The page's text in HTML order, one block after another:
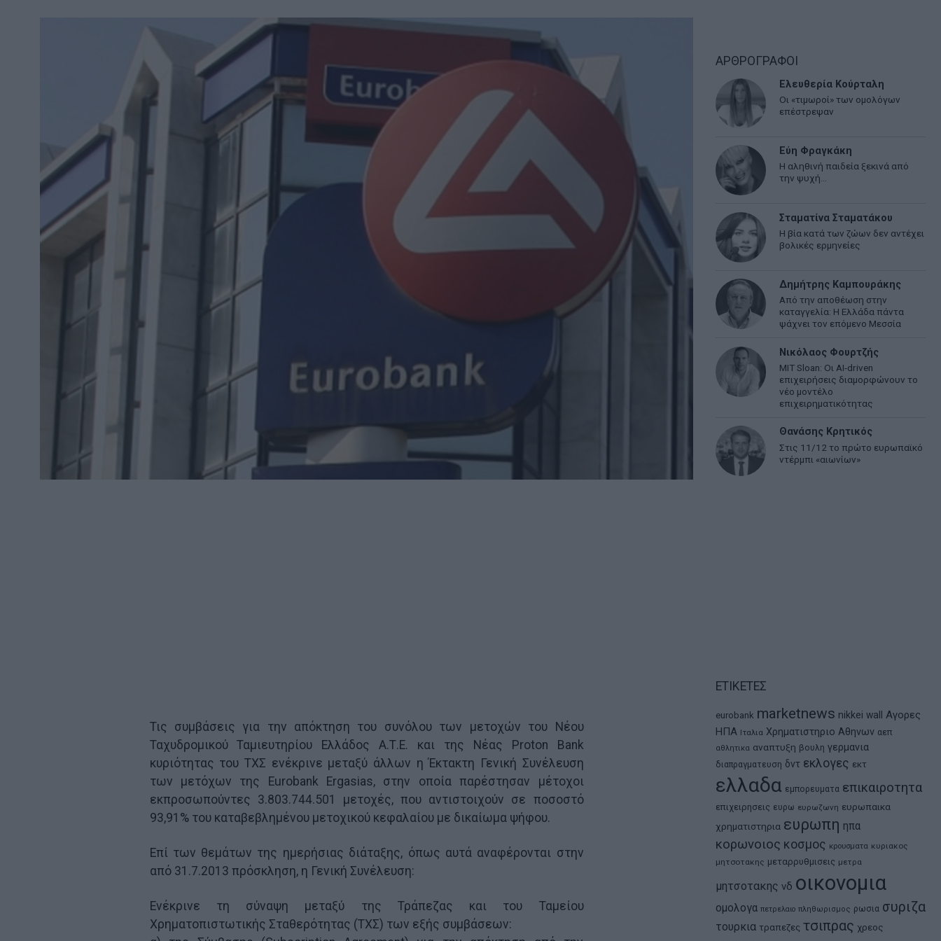
Τις συμβάσεις για την απόκτηση του συνόλου των μετοχών του Νέου
Ταχυδρομικού Ταμιευτηρίου Ελλάδος Α.Τ.Ε. και της Νέας Proton Bank
κυριότητας του ΤΧΣ ενέκρινε μεταξύ άλλων η Έκτακτη Γενική Συνέλευση
των μετόχων της Eurobank Ergasias, στην οποία παρέστησαν μέτοχοι
εκπροσωπούντες 3.803.744.501 μετοχές, που αντιστοιχούν σε ποσοστό
93,91% του καταβεβλημένου μετοχικού κεφαλαίου με δικαίωμα ψήφου.
Επί των θεμάτων της ημερήσιας διάταξης, όπως αυτά αναφέρονται στην
από 31.7.2013 πρόσκληση, η Γενική Συνέλευση:
Ενέκρινε τη σύναψη μεταξύ της Τράπεζας και του Ταμείου
Χρηματοπιστωτικής Σταθερότητας (ΤΧΣ) των εξής συμβάσεων:
ΑΡΘΡΟΓΡΑΦΟΙ
Ελευθερία Κούρταλη
Οι «τιμωροί» των ομολόγων
επέστρεψαν
Εύη Φραγκάκη
Η αληθινή παιδεία ξεκινά από
την ψυχή…
Σταματίνα Σταματάκου
Η βία κατά των ζώων δεν αντέχει
βολικές ερμηνείες
Δημήτρης Καμπουράκης
Από την αποθέωση στην
καταγγελία: Η Ελλάδα πάντα
ψάχνει τον επόμενο Μεσσία
Νικόλαος Φουρτζής
MIT Sloan: Οι AI-driven
επιχειρήσεις διαμορφώνουν το
νέο μοντέλο
επιχειρηματικότητας
Θανάσης Κρητικός
Στις 11/12 το πρώτο ευρωπαϊκό
ντέρμπι «αιωνίων»
ΕΤΙΚΕΤΕΣ
eurobank marketnews nikkei wall
Αγορες
ΗΠΑ Ιταλια Χρηματιστηριο Αθηνων αεπ
αθλητικα αναπτυξη βουλη γερμανια
διαπραγματευση δντ εκλογες εκτ
ελλαδα εμπορευματα επικαιροτητα
επιχειρησεις ευρω ευρωζωνη ευρωπαικα
χρηματιστηρια ευρωπη ηπα
κορωνοιος κοσμος κρουσματα κυριακος
μητσοτακης μεταρρυθμισεις μετρα
μητσοτακης νδ οικονομια
ομολογα πετρελαιο πληθωρισμος ρωσια συριζα
τουρκια τραπεζες τσιπρας χρεος